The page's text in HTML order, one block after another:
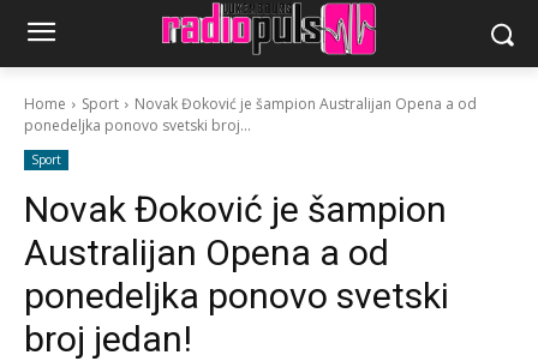
Home Sport
Novak Đoković je šampion Australijan Opena a od
ponedeljka ponovo svetski broj...
Sport
Novak Đoković je šampion
Australijan Opena a od
ponedeljka ponovo svetski
broj jedan!